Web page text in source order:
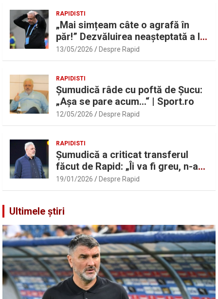
RAPIDISTI
„Mai simțeam câte o agrafă în
păr!” Dezvăluirea neașteptată a lui
Marius Șumudică despre Daniel
Pancu
13/05/2026 Despre Rapid
RAPIDISTI
Șumudică râde cu poftă de Șucu:
„Așa se pare acum…“ | Sport.ro
12/05/2026 Despre Rapid
RAPIDISTI
Șumudică a criticat transferul
făcut de Rapid: „Îi va fi greu, n-am
înțeles”
19/01/2026 Despre Rapid
Ultimele știri